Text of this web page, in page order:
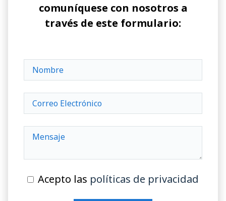
comuníquese con nosotros a
través de este formulario:
Acepto las políticas de privacidad